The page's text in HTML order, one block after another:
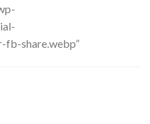
fb-share.webp”